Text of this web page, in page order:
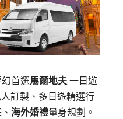
首選馬爾地夫一日遊
訂製、多日遊精選行
海外婚禮量身規劃。